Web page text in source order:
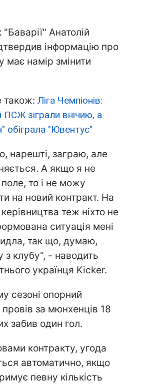
"Баварії" Анатолій
інформацію про
має намір змінити
також: Ліга Чемпіонів:
ПСЖ зіграли внічию, а
обіграла "Ювентус"
нарешті, заграю, але
А якщо я не
то і не можу
на новий контракт. На
теж ніхто не
ситуація мені
так що, думаю,
з клубу", - наводить
українця Kicker.
сезоні опорний
провів за мюнхенців 18
забив один гол.
контракту, угода
автоматично, якщо
певну кількість